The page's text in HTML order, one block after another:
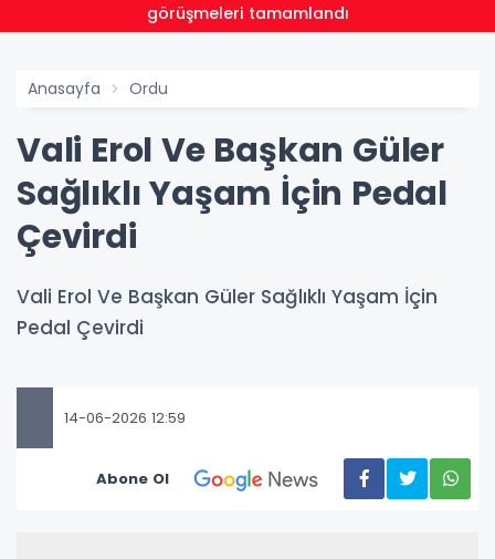
görüşmeleri tamamlandı
Anasayfa Ordu
Vali Erol Ve Başkan Güler
Sağlıklı Yaşam İçin Pedal
Çevirdi
Vali Erol Ve Başkan Güler Sağlıklı Yaşam İçin
Pedal Çevirdi
14-06-2026 12:59
Abone Ol